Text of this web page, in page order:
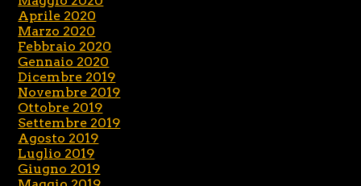
Aprile 2020
Marzo 2020
Febbraio 2020
Gennaio 2020
Dicembre 2019
Novembre 2019
Ottobre 2019
Settembre 2019
Agosto 2019
Luglio 2019
Giugno 2019